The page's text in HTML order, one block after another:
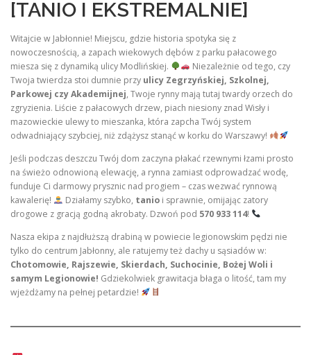
[TANIO I EKSTREMALNIE]
Witajcie w Jabłonnie! Miejscu, gdzie historia spotyka się z
nowoczesnością, a zapach wiekowych dębów z parku pałacowego
miesza się z dynamiką ulicy Modlińskiej.
Niezależnie od tego, czy
Twoja twierdza stoi dumnie przy ulicy Zegrzyńskiej, Szkolnej,
Parkowej czy Akademijnej, Twoje rynny mają tutaj twardy orzech do
zgryzienia. Liście z pałacowych drzew, piach niesiony znad Wisły i
mazowieckie ulewy to mieszanka, która zapcha Twój system
odwadniający szybciej, niż zdążysz stanąć w korku do Warszawy!
Jeśli podczas deszczu Twój dom zaczyna płakać rzewnymi łzami prosto
na świeżo odnowioną elewację, a rynna zamiast odprowadzać wodę,
funduje Ci darmowy prysznic nad progiem – czas wezwać rynnową
kawalerię!
Działamy szybko, tanioi sprawnie, omijając zatory
drogowe z gracją godną akrobaty. Dzwoń pod 570 933 114!
Nasza ekipa z najdłuższą drabiną w powiecie legionowskim pędzi nie
tylko do centrum Jabłonny, ale ratujemy też dachy u sąsiadów w:
Chotomowie, Rajszewie, Skierdach, Suchocinie, Bożej Woli i
samym Legionowie! Gdziekolwiek grawitacja błaga o litość, tam my
wjeżdżamy na pełnej petardzie!